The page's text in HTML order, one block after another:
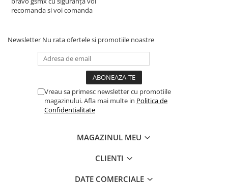
recomanda si voi comanda
Newsletter Nu rata ofertele si promotiile noastre
Vreau sa primesc newsletter cu promotiile
magazinului. Afla mai multe in Politica de
Confidentialitate
MAGAZINUL MEU
CLIENTI
DATE COMERCIALE